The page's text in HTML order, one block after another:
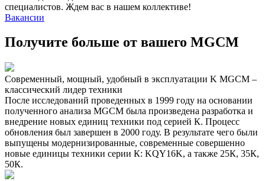
специалистов. Ждем вас в нашем коллективе!
Вакансии
Получите больше от вашего MGCM
Современный, мощный, удобный в эксплуатации K MGCM –
классический лидер техники
После исследований проведенных в 1999 году на основании
полученного анализа MGCM была произведена разработка и
внедрение новых единиц техники под серией К. Процесс
обновления был завершен в 2000 году. В результате чего были
выпущены модернизированные, современные совершенно
новые единицы техники серии К: KQY16K, а также 25К, 35К,
50К.